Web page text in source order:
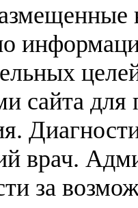
сайта
врач.
за